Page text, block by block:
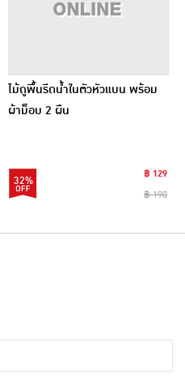
ไม้ถูพื้นรีดน้ำในตัวหัวแบน พร้อม
ผ้าม็อบ 2 ผืน
32%
฿ 129
฿ 190